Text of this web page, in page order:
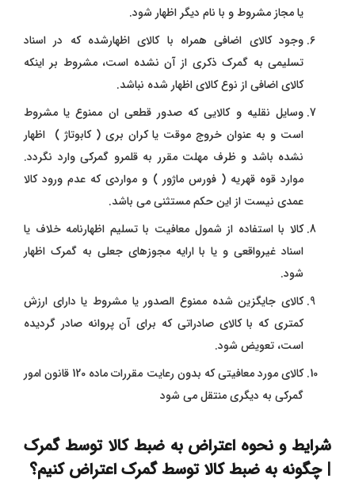
یا مجاز مشروط و با نام دیگر اظهار شود.
وجود کالای اضافی همراه با کالای اظهارشده که در اسناد
تسلیمی به گمرک ذکری از آن نشده است، مشروط بر اینکه
کالای اضافی از نوع کالای اظهار شده نباشد.
وسایل نقلیه و کالایی که صدور قطعی ان ممنوع یا مشروط
است و به عنوان خروج موقت یا کران بری ( کابوتاژ ) اظهار
نشده باشد و ظرف مهلت مقرر به قلمرو گمرکی وارد نگردد.
موارد قوه قهریه ( فورس ماژور ) و مواردی که عدم ورود کالا
عمدی نیست از این حکم مستثنی می باشد.
کالا با استفاده از شمول معافیت با تسلیم اظهارنامه خلاف یا
اسناد غیرواقعی و یا با ارایه مجوزهای جعلی به گمرک اظهار
شود.
کالای جایگزین شده ممنوع الصدور یا مشروط یا دارای ارزش
کمتری که با کالای صادراتی که برای آن پروانه صادر گردیده
است، تعویض شود.
کالای مورد معافیتی که بدون رعایت مقررات ماده 120 قانون امور
گمرکی به دیگری منتقل می شود
شرایط و نحوه اعتراض به ضبط کالا توسط گمرک
| چگونه به ضبط کالا توسط گمرک اعتراض کنیم؟